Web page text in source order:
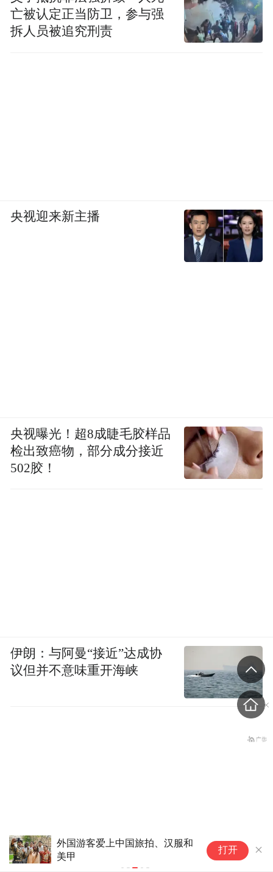
外国游客爱上中国旅拍、汉服和
美甲
科普｜PSA
生”背后
打开
亡被认定正当防卫，参与强
拆人员被追究刑责
央视迎来新主播
央视曝光！超8成睫毛胶样品
检出致癌物，部分成分接近
502胶！
伊朗：与阿曼“接近”达成协
议但并不意味重开海峡